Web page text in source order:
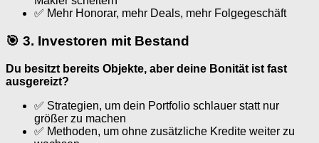
✅ Mehr Honorar, mehr Deals, mehr Folgegeschäft
🎯 3. Investoren mit Bestand
Du besitzt bereits Objekte, aber deine Bonität ist fast
ausgereizt?
✅ Strategien, um dein Portfolio schlauer statt nur
größer zu machen
✅ Methoden, um ohne zusätzliche Kredite weiter zu